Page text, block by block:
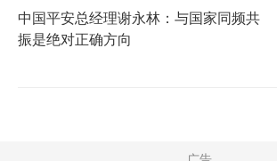
中国平安总经理谢永林：与国家同频共
振是绝对正确方向